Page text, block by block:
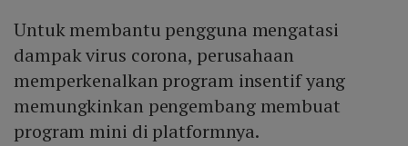
Untuk membantu pengguna mengatasi
dampak virus corona, perusahaan
memperkenalkan program insentif yang
memungkinkan pengembang membuat
program mini di platformnya.